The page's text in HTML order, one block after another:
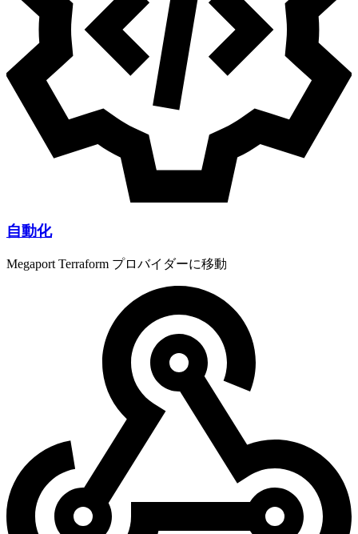
自動化
Megaport Terraform プロバイダーに移動